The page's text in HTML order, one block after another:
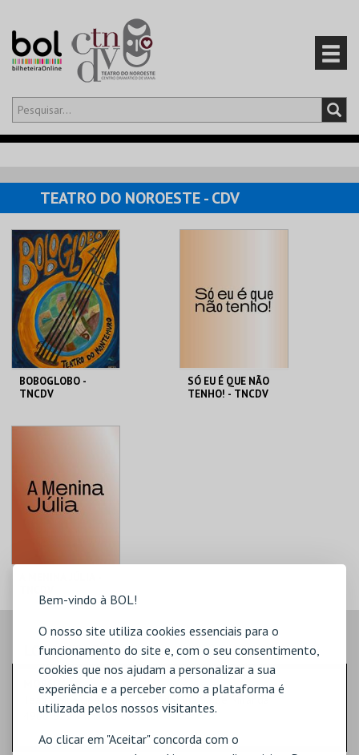
Bem-vindo à BOL!
O nosso site utiliza cookies essenciais para o
funcionamento do site e, com o seu consentimento,
cookies que nos ajudam a personalizar a sua
experiência e a perceber como a plataforma é
utilizada pelos nossos visitantes.
Ao clicar em "Aceitar" concorda com o
Olá,iniciar sessão
CARRINHO
EVENTOS
CARTÕES
PRODUTOS
TEATRO DO NOROESTE - CDV
BOBOGLOBO -
TNCDV
MAIS INFO
COMPRAR
SÓ EU É QUE NÃO
TENHO! - TNCDV
TEATRO MUN. SÁ
MAIS INFO
COMPRAR
LOCALIZAÇÃO
Teatro Municipal Sá de Miranda Rua Sá de Miranda
4900-529 Viana do Castelo